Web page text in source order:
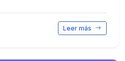
Leer más